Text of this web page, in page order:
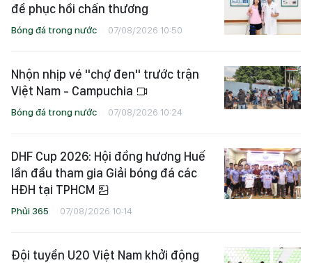
để phục hồi chấn thương
Bóng đá trong nước 07/08/2026 10:50
Nhộn nhịp vé "chợ đen" trước trận
Việt Nam - Campuchia
Bóng đá trong nước 07/08/2026 10:24
DHF Cup 2026: Hội đồng hương Huế
lần đầu tham gia Giải bóng đá các
HĐH tại TPHCM
Phủi 365 07/08/2026 10:14
Đội tuyển U20 Việt Nam khởi động